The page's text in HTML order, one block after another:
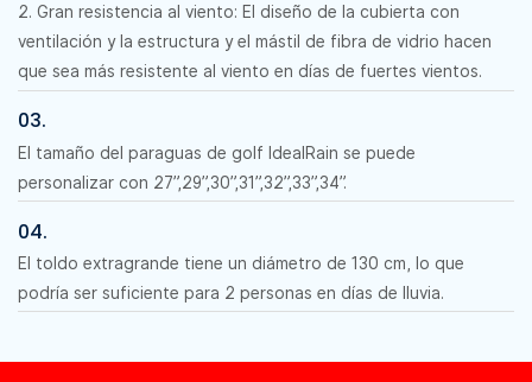
2. Gran resistencia al viento: El diseño de la cubierta con
ventilación y la estructura y el mástil de fibra de vidrio hacen
que sea más resistente al viento en días de fuertes vientos.
03.
El tamaño del paraguas de golf IdealRain se puede
personalizar con 27”,29”,30”,31”,32”,33”,34”.
04.
El toldo extragrande tiene un diámetro de 130 cm, lo que
podría ser suficiente para 2 personas en días de lluvia.